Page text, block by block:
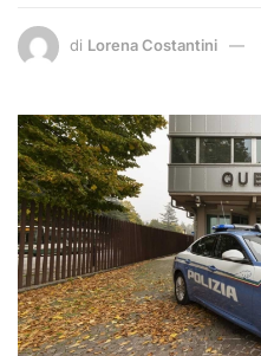
di Lorena Costantini